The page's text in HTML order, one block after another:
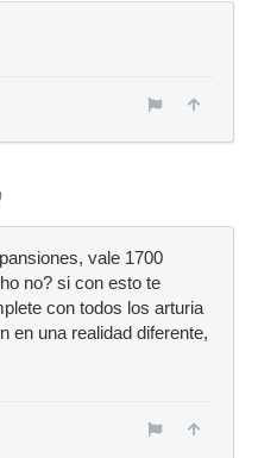
vale 1700
no? si con esto te
con todos los arturia
en una realidad diferente,